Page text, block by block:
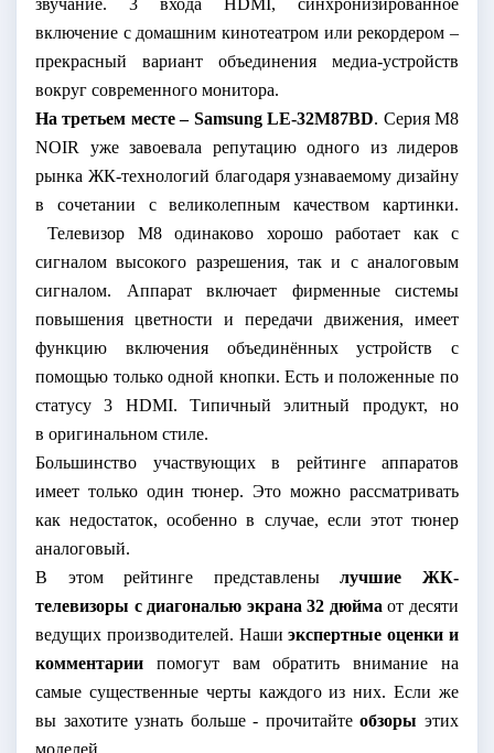
звучание. 3 входа HDMI, синхронизированное
включение с домашним кинотеатром или рекордером –
прекрасный вариант объединения медиа-устройств
вокруг современного монитора.
На третьем месте – Samsung LE-32M87BD. СерияM8
NOIR уже завоевала репутацию одного из лидеров
рынка ЖК-технологий благодаря узнаваемому дизайну
в сочетании с великолепным качеством картинки.
Телевизор М8 одинаково хорошо работает как с
сигналом высокого разрешения, так и с аналоговым
сигналом. Аппарат включает фирменные системы
повышения цветности и передачи движения, имеет
функцию включения объединённых устройств с
помощью только одной кнопки. Есть и положенные по
статусу 3 HDMI. Типичный элитный продукт, но
в оригинальном стиле.
Большинство участвующих в рейтинге аппаратов
имеет только один тюнер. Это можно рассматривать
как недостаток, особенно в случае, если этот тюнер
аналоговый.
В этом рейтинге представленылучшие ЖК-
телевизоры с диагональю экрана 32 дюймаот десяти
ведущих производителей. Нашиэкспертные оценки и
комментарии помогут вам обратить внимание на
самые существенные черты каждого из них. Если же
вы захотите узнать больше - прочитайтеобзорыэтих